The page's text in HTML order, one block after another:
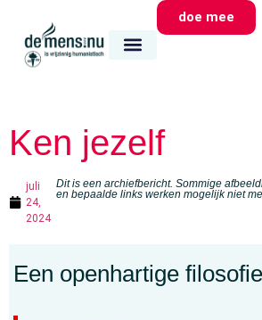
doe mee
Ken jezelf
juli
24,
2024
Dit is een archiefbericht. Sommige
en bepaalde links werken mogelijk niet
Een openhartige filosofie